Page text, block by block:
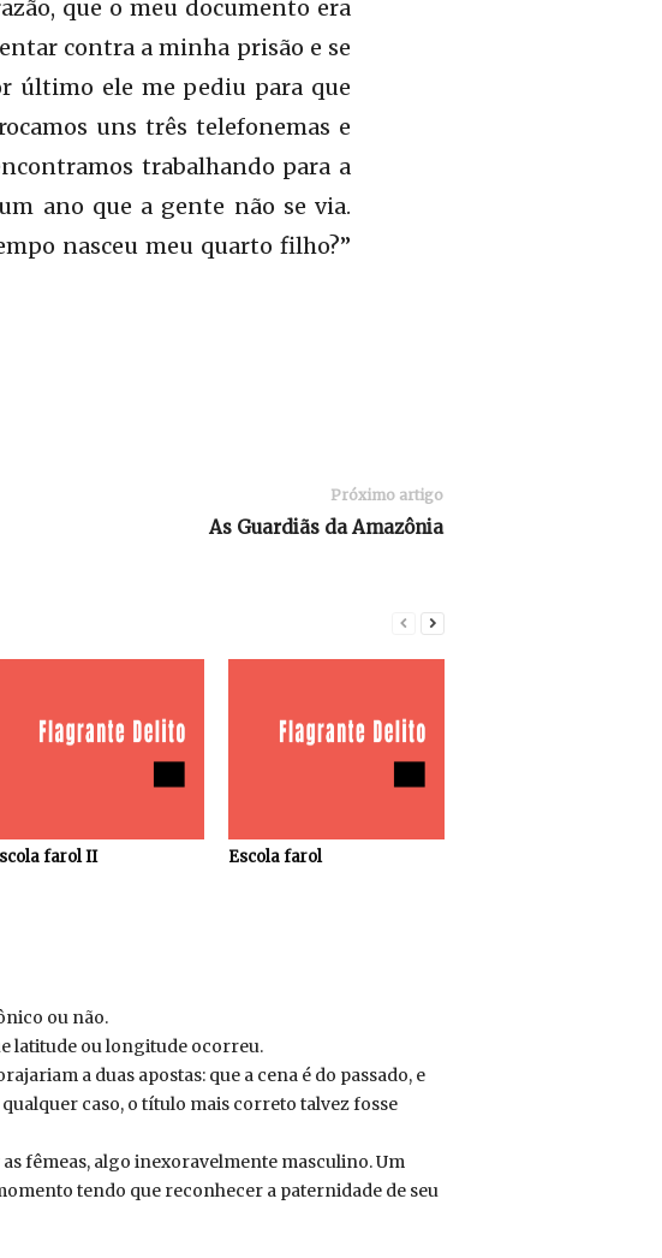
que o meu documento era
contra a minha prisão e se
último ele me pediu para que
uns três telefonemas e
trabalhando para a
ano que a gente não se via.
nasceu meu quarto filho?”
Próximo artigo
As Guardiãs da Amazônia
farol II Escola farol
ou não.
latitude ou longitude ocorreu.
a duas apostas: que a cena é do passado, e
caso, o título mais correto talvez fosse
fêmeas, algo inexoravelmente masculino. Um
tendo que reconhecer a paternidade de seu